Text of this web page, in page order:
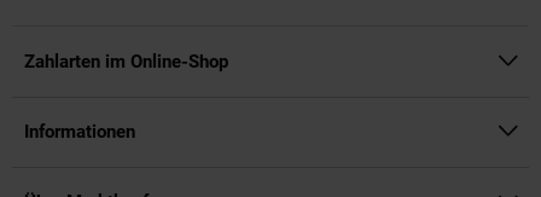
Zahlarten im Online-Shop
Informationen